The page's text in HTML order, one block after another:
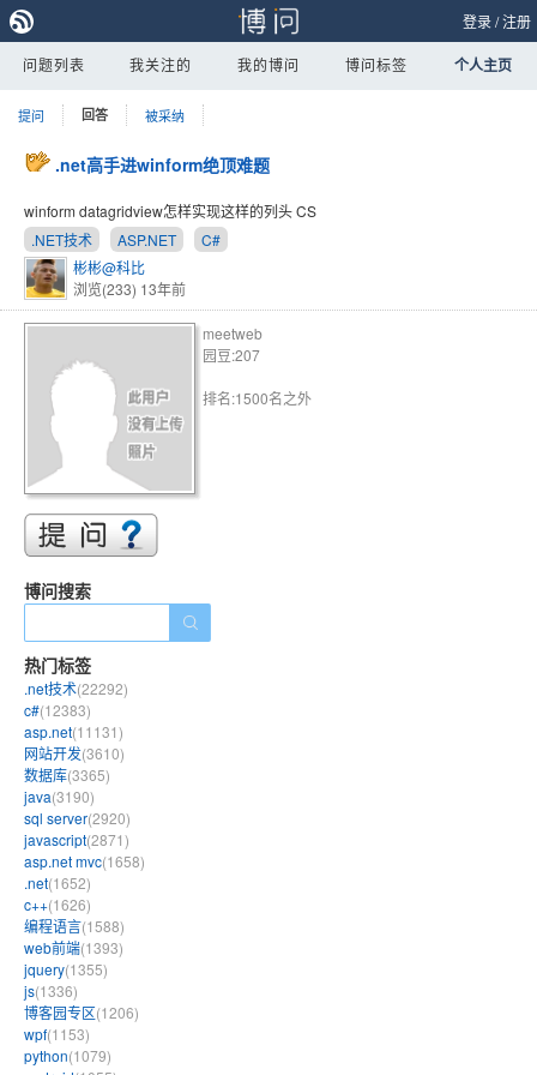
登录/注册
问题列表 我关注的 我的博问 博问标签 个人主页
提问 回答 被采纳
.net高手进winform绝顶难题
winform datagridview怎样实现这样的列头 CS
.NET技术
ASP.NET
C#
彬彬@科比
浏览(233) 13年前
meetweb
园豆:207
排名:1500名之外
博问搜索
热门标签
.net技术(22292)
c#(12383)
asp.net(11131)
网站开发(3610)
数据库(3365)
java(3190)
sql server(2920)
javascript(2871)
asp.net mvc(1658)
.net(1652)
c++(1626)
编程语言(1588)
web前端(1393)
jquery(1355)
js(1336)
博客园专区(1206)
wpf(1153)
python(1079)